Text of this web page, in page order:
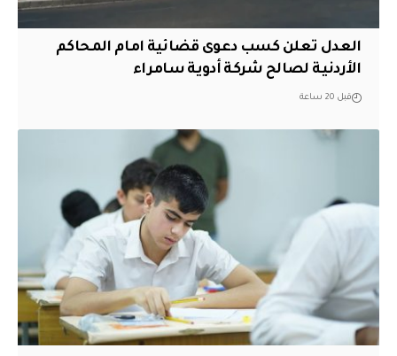
العدل تعلن كسب دعوى قضائية امام المحاكم
الأردنية لصالح شركة أدوية سامراء
قبل 20 ساعة